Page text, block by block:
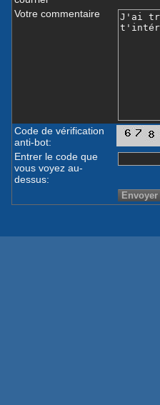
Votre commentaire
Code de vérification
anti-bot:
Entrer le code que
vous voyez au-
dessus: